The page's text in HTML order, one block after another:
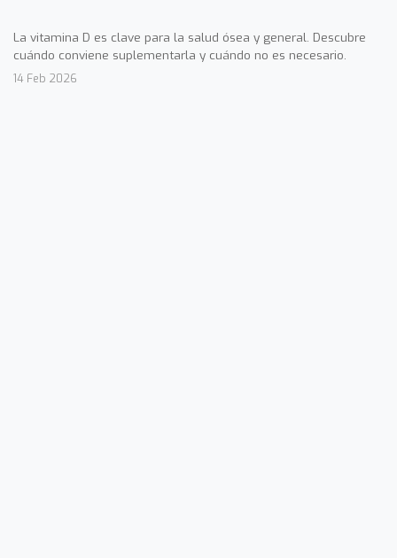
La vitamina D es clave para la salud ósea y general. Descubre
cuándo conviene suplementarla y cuándo no es necesario.
14 Feb 2026